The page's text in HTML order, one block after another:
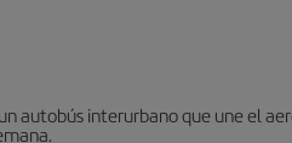
autobús interurbano que une el